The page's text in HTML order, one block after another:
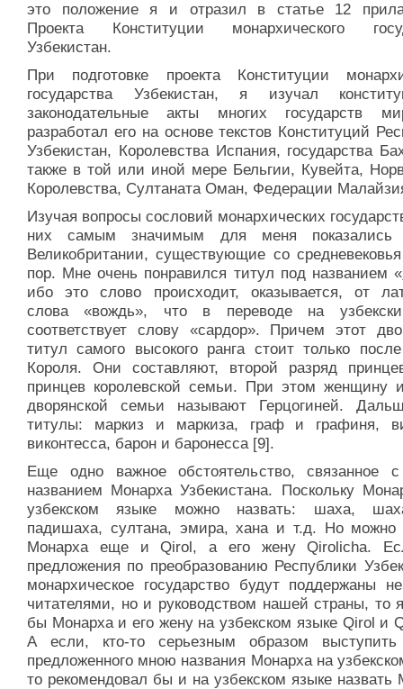
это положение я и отразил в статье 12
Проекта Конституции монархического
Узбекистан.
При подготовке проекта Конституции
государства Узбекистан, я изучал
законодательные акты многих государств
разработал его на основе текстов Конституций
Узбекистан, Королевства Испания, государства
также в той или иной мере Бельгии, Кувейта,
Королевства, Султаната Оман, Федерации
Изучая вопросы сословий монархических
них самым значимым для меня показались
Великобритании, существующие со
пор. Мне очень понравился титул под названием «
ибо это слово происходит, оказывается, от
слова «вождь», что в переводе на
соответствует слову «сардор». Причем этот
титул самого высокого ранга стоит только
Короля. Они составляют, второй разряд
принцев королевской семьи. При этом женщину
дворянской семьи называют Герцогиней.
титулы: маркиз и маркиза, граф и графиня,
виконтесса, барон и баронесса [9].
Еще одно важное обстоятельство, связанное
названием Монарха Узбекистана. Поскольку
узбекском языке можно назвать: шаха,
падишаха, султана, эмира, хана и т.д. Но можно
Монарха еще и Qirol, а его жену Qirolicha.
предложения по преобразованию Республики
монархическое государство будут поддержаны
читателями, но и руководством нашей страны, то
бы Монарха и его жену на узбекском языке Qirol и
А если, кто-то серьезным образом выступить
предложенного мною названия Монарха на
то рекомендовал бы и на узбекском языке назвать